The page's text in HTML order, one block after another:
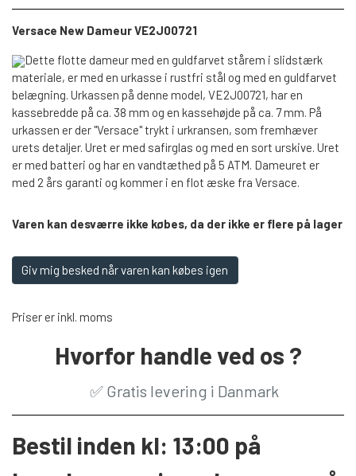
Versace New Dameur VE2J00721
Dette flotte dameur med en guldfarvet stårem i slidstærk
materiale, er med en urkasse i rustfri stål og med en guldfarvet
belægning. Urkassen på denne model, VE2J00721, har en
kassebredde på ca. 38 mm og en kassehøjde på ca. 7 mm. På
urkassen er der "Versace" trykt i urkransen, som fremhæver
urets detaljer. Uret er med safirglas og med en sort urskive. Uret
er med batteri og har en vandtæthed på 5 ATM. Dameuret er
med 2 års garanti og kommer i en flot æske fra Versace.
Varen kan desværre ikke købes, da der ikke er flere på lager
Giv mig besked når varen kan købes igen
Priser er inkl. moms
Hvorfor handle ved os ?
✅ Gratis levering i Danmark
Bestil inden kl: 13:00 på